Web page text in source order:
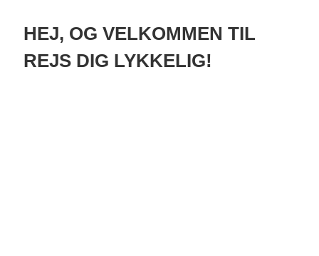
HEJ, OG VELKOMMEN TIL
REJS DIG LYKKELIG!